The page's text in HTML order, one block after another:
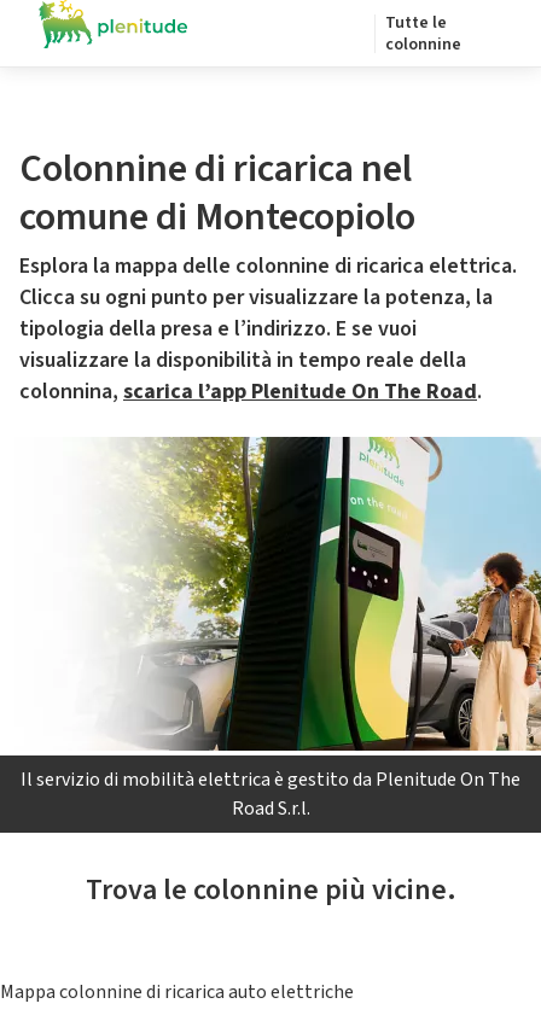
Tutte le
colonnine
Colonnine di ricarica nel
comune di Montecopiolo
Esplora la mappa delle colonnine di ricarica elettrica.
Clicca su ogni punto per visualizzare la potenza, la
tipologia della presa e l’indirizzo. E se vuoi
visualizzare la disponibilità in tempo reale della
colonnina, scarica l’app Plenitude On The Road.
Il servizio di mobilità elettrica è gestito da Plenitude On The
Road S.r.l.
Trova le colonnine più vicine.
Mappa colonnine di ricarica auto elettriche